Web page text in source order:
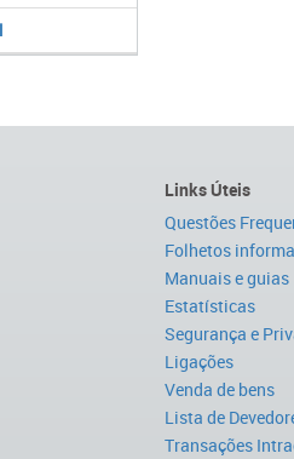
Links Úteis
Questões
Folhetos
Manuais e guias
Estatísticas
Segurança e
Ligações
Venda de bens
Lista de
Transações